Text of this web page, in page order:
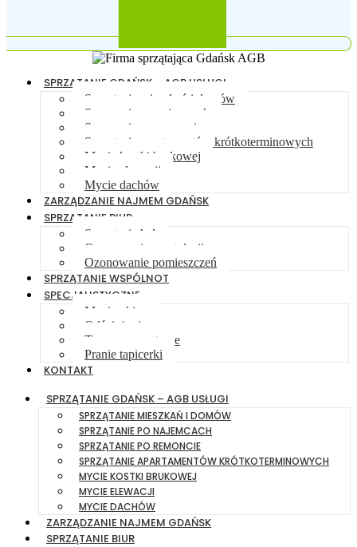
SPRZĄTANIE GDAŃSK – AGB USŁUGI
Sprzątanie mieszkań i domów
Sprzątanie po najemcach
Sprzątanie po remoncie
Sprzątanie apartamentów krótkoterminowych
Mycie kostki brukowej
Mycie elewacji
Mycie dachów
ZARZĄDZANIE NAJMEM GDAŃSK
SPRZĄTANIE BIUR
Sprzątanie hal
Ozonowanie wentylacji
Ozonowanie pomieszczeń
SPRZĄTANIE WSPÓLNOT
SPECJALISTYCZNE
Mycie okien
Odśnieżanie
Tereny zewnętrzne
Pranie tapicerki
KONTAKT
SPRZĄTANIE GDAŃSK – AGB USŁUGI
SPRZĄTANIE MIESZKAŃ I DOMÓW
SPRZĄTANIE PO NAJEMCACH
SPRZĄTANIE PO REMONCIE
SPRZĄTANIE APARTAMENTÓW KRÓTKOTERMINOWYCH
MYCIE KOSTKI BRUKOWEJ
MYCIE ELEWACJI
MYCIE DACHÓW
ZARZĄDZANIE NAJMEM GDAŃSK
SPRZĄTANIE BIUR